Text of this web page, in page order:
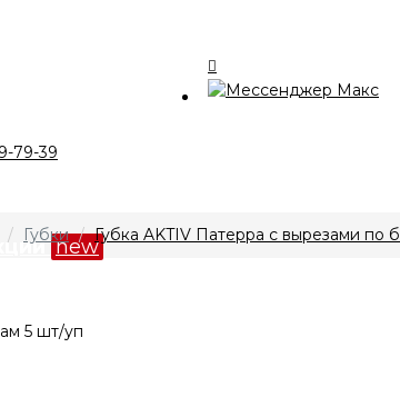
new
79-39
Губки Губка AKTIV Патерра с вырезами по